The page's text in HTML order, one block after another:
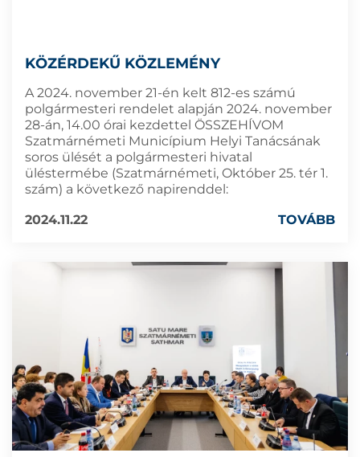
KÖZÉRDEKŰ KÖZLEMÉNY
A 2024. november 21-én kelt 812-es számú
polgármesteri rendelet alapján 2024. november
28-án, 14.00 órai kezdettel ÖSSZEHÍVOM
Szatmárnémeti Municípium Helyi Tanácsának
soros ülését a polgármesteri hivatal
üléstermébe (Szatmárnémeti, Október 25. tér 1.
szám) a következő napirenddel:
2024.11.22
TOVÁBB